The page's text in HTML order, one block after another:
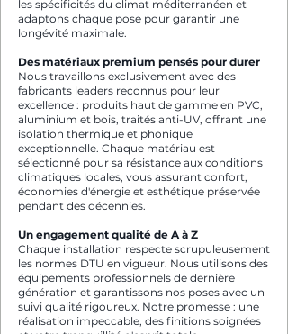
les spécificités du climat méditerranéen et
adaptons chaque pose pour garantir une
longévité maximale.
Des matériaux premium pensés pour durer
Nous travaillons exclusivement avec des
fabricants leaders reconnus pour leur
excellence : produits haut de gamme en PVC,
aluminium et bois, traités anti-UV, offrant une
isolation thermique et phonique
exceptionnelle. Chaque matériau est
sélectionné pour sa résistance aux conditions
climatiques locales, vous assurant confort,
économies d'énergie et esthétique préservée
pendant des décennies.
Un engagement qualité de A à Z
Chaque installation respecte scrupuleusement
les normes DTU en vigueur. Nous utilisons des
équipements professionnels de dernière
génération et garantissons nos poses avec un
suivi qualité rigoureux. Notre promesse : une
réalisation impeccable, des finitions soignées